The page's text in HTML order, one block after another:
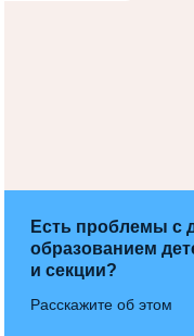
Есть проблемы с
образованием
и секции?
Расскажите об этом